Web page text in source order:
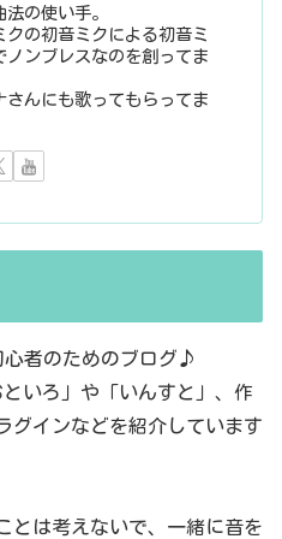
の使い手。
の初音ミクによる初音ミ
ノンブレスなのを創ってま
んにも歌ってもらってま
心者のためのブログ♪
いろ」や「いんすと」、作
グインなどを紹介しています
とは考えないで、一緒に音を